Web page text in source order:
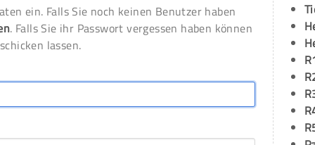
ein. Falls Sie noch keinen Benutzer haben
. Falls Sie ihr Passwort vergessen haben können
lassen.